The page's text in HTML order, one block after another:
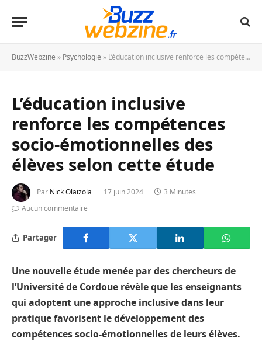
BuzzWebzine » Psychologie » L’éducation inclusive renforce les compétences socio-émotionnelles des élèves selon cette étude
L’éducation inclusive
renforce les compétences
socio-émotionnelles des
élèves selon cette étude
Par Nick Olaizola 17 juin 2024
3 Minutes
Aucun commentaire
Partager
Une nouvelle étude menée par des chercheurs de
l’Université de Cordoue révèle que les enseignants
qui adoptent une approche inclusive dans leur
pratique favorisent le développement des
compétences socio-émotionnelles de leurs élèves.